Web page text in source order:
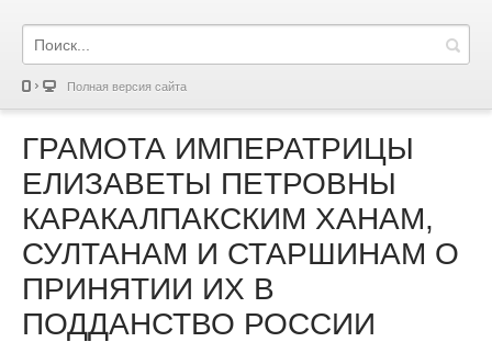
Полная версия сайта
ГРАМОТА ИМПЕРАТРИЦЫ
ЕЛИЗАВЕТЫ ПЕТРОВНЫ
КАРАКАЛПАКСКИМ ХАНАМ,
СУЛТАНАМ И СТАРШИНАМ О
ПРИНЯТИИ ИХ В
ПОДДАНСТВО РОССИИ